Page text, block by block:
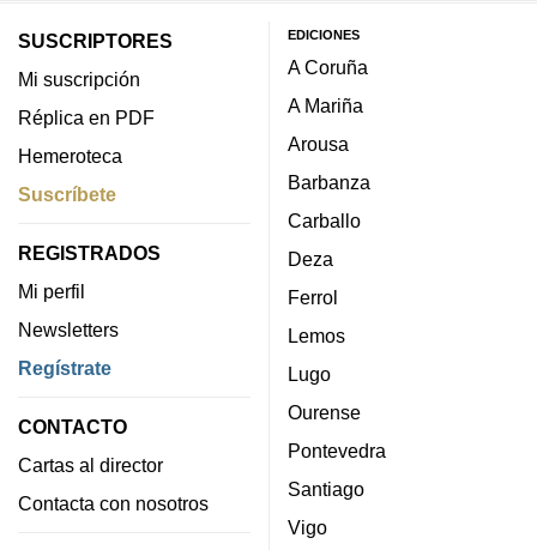
SUSCRIPTORES
Mi suscripción
Réplica en PDF
Hemeroteca
Suscríbete
REGISTRADOS
Mi perfil
Newsletters
Regístrate
CONTACTO
Cartas al director
Contacta con nosotros
EDICIONES
A Coruña
A Mariña
Arousa
Barbanza
Carballo
Deza
Ferrol
Lemos
Lugo
Ourense
Pontevedra
Santiago
Vigo